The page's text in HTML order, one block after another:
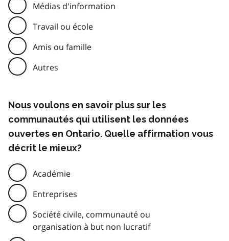
Médias d'information
Travail ou école
Amis ou famille
Autres
Nous voulons en savoir plus sur les
communautés qui utilisent les données
ouvertes en Ontario. Quelle affirmation vous
décrit le mieux?
Académie
Entreprises
Société civile, communauté ou
organisation à but non lucratif